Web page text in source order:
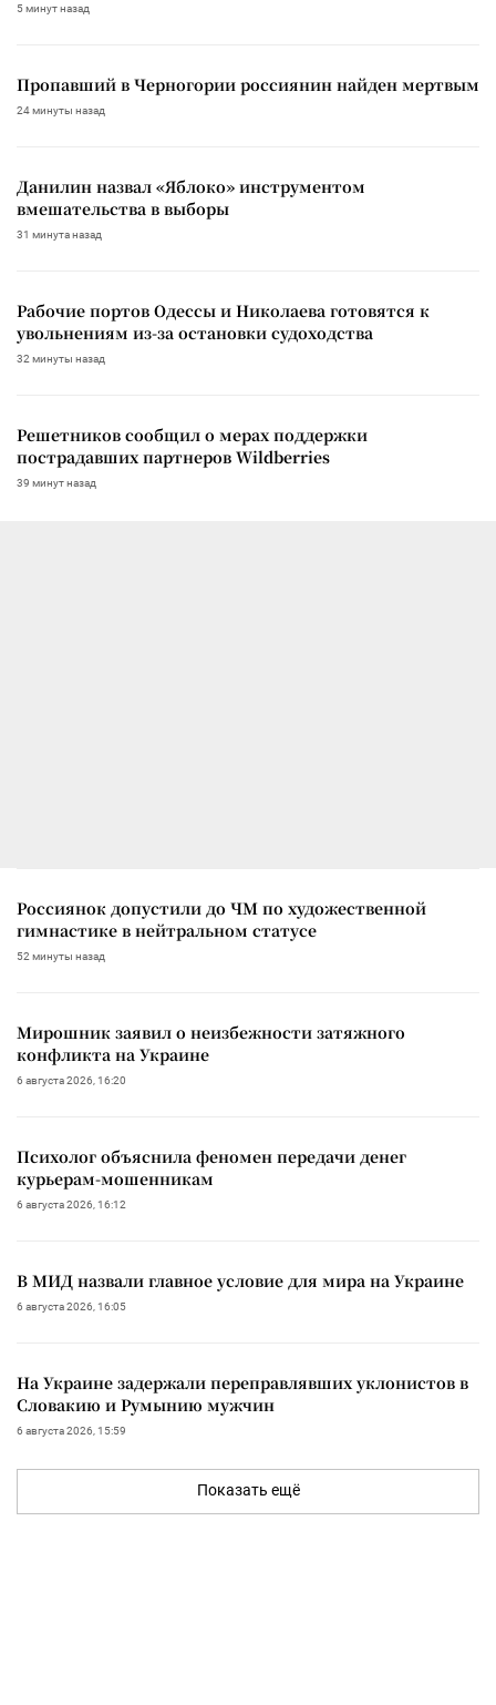
5 минут назад
Пропавший в Черногории россиянин найден мертвым
24 минуты назад
Данилин назвал «Яблоко» инструментом
вмешательства в выборы
31 минута назад
Рабочие портов Одессы и Николаева готовятся к
увольнениям из-за остановки судоходства
32 минуты назад
Решетников сообщил о мерах поддержки
пострадавших партнеров Wildberries
39 минут назад
Россиянок допустили до ЧМ по художественной
гимнастике в нейтральном статусе
52 минуты назад
Мирошник заявил о неизбежности затяжного
конфликта на Украине
6 августа 2026, 16:20
Психолог объяснила феномен передачи денег
курьерам-мошенникам
6 августа 2026, 16:12
В МИД назвали главное условие для мира на Украине
6 августа 2026, 16:05
На Украине задержали переправлявших уклонистов в
Словакию и Румынию мужчин
6 августа 2026, 15:59
Показать ещё